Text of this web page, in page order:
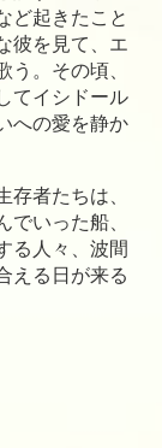
ど起きたこと
彼を見て、エ
う。その頃、
てイシドール
への愛を静か
存者たちは、
いった船、
る人々、波間
える日が来る